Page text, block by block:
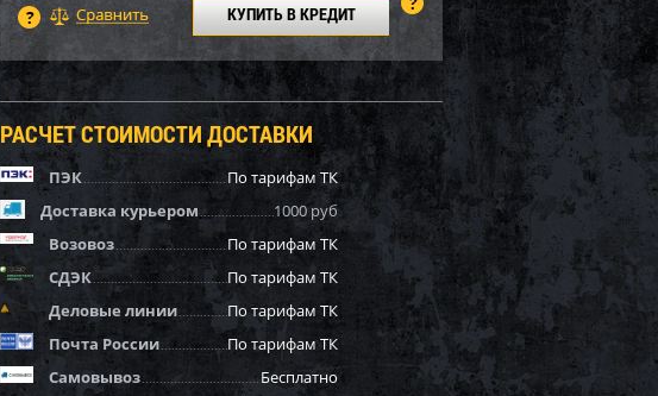
КУПИТЬ В КРЕДИТ
РАСЧЕТ СТОИМОСТИ ДОСТАВКИ
ПЭК
По тарифам ТК
Доставка курьером
1000 руб
Возовоз
По тарифам ТК
СДЭК
По тарифам ТК
Деловые линии
По тарифам ТК
Почта России
По тарифам ТК
Самовывоз
Бесплатно